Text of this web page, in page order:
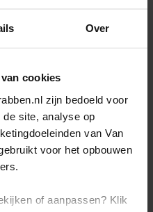
Over
cookies
zijn bedoeld voor
site, analyse op
van Van
voor het opbouwen
of aanpassen? Klik
vastgoed om alsof het óns
WE JE
huurder zich al in ons
hen een persoonlijke
komen als potentiële